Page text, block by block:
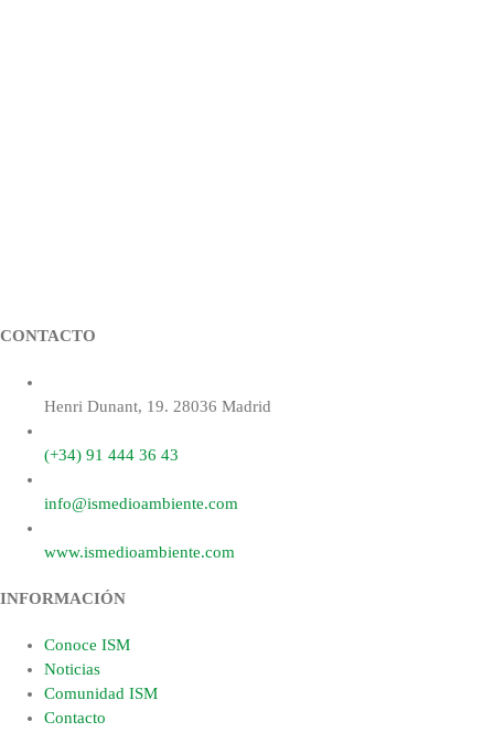
CONTACTO
Henri Dunant, 19. 28036 Madrid
(+34) 91 444 36 43
info@ismedioambiente.com
www.ismedioambiente.com
INFORMACIÓN
Conoce ISM
Noticias
Comunidad ISM
Contacto